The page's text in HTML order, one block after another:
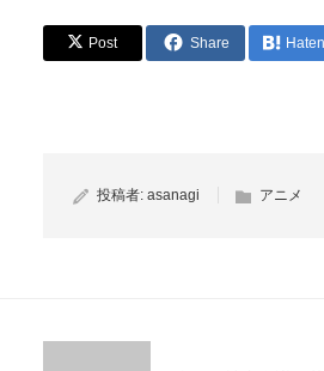
Post Share
投稿者: asanagi アニメ